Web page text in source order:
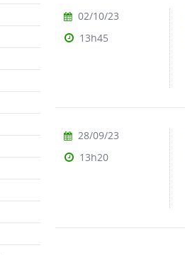
02/10/23
13h45
28/09/23
13h20